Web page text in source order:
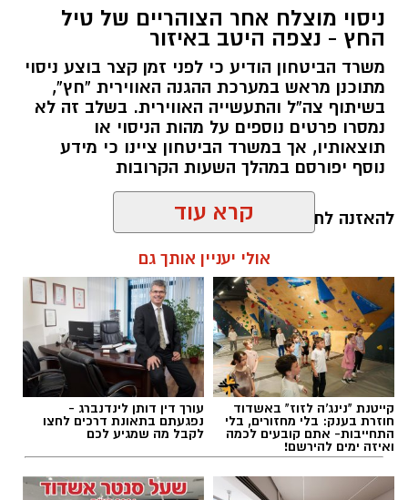
היום בשעות אחר הצוהריים התקבל דיווח במוקד
המשטרה אודות אירוע דקירה בפארק בעיר אשדוד,
במהלכו נפצע קטין תושב העיר באורח קל ופונה
לקבלת טיפול רפואי.
עם קבלת הדיווח הוזעקו למקום שוטרי תחנת
אשדוד, אשר פתחו מיד בחקירת האירוע. במסגרת
החקירה ביצעו השוטרים מגוון פעולות, ובהן איסוף
ממצאים מהזירה, גביית עדויות וסריקות נרחבות
במטרה לאתר את החשוד.
ניסוי מוצלח אחר הצוהריים של טיל
החץ - נצפה היטב באיזור
משרד הביטחון הודיע כי לפני זמן קצר בוצע ניסוי
מתוכנן מראש במערכת ההגנה האווירית “חץ”,
בשיתוף צה”ל והתעשייה האווירית. בשלב זה לא
נמסרו פרטים נוספים על מהות הניסוי או
תוצאותיו, אך במשרד הביטחון ציינו כי מידע
נוסף יפורסם במהלך השעות הקרובות
להאזנה לתוכן:
עופר אשטוקר / 18:33 05.08.26
תגים:ניסוי בטיל החץ
קרא עוד
אולי יעניין אותך גם
קייטנת "נינג'ה לזוז" באשדוד
חוזרת בענק: בלי מחזורים, בלי
התחייבות- אתם קובעים לכמה
ואיזה ימים להירשם!
עורך דין דותן לינדנברג -
נפגעתם בתאונת דרכים לחצו
לקבל מה שמגיע לכם